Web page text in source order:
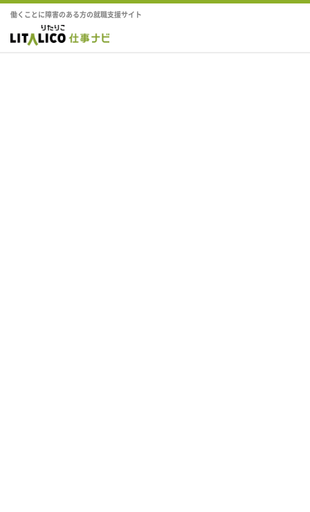
働くことに障害のある方の就職支援サイト